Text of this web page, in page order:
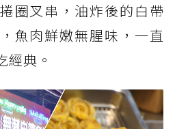
圈叉串，油炸後的白帶
魚肉鮮嫩無腥味，一直
經典。